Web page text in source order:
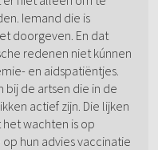
Iemand die is
doorgeven. En dat
redenen niet kúnnen
en aidspatiëntjes.
de artsen die in de
actief zijn. Die lijken
wachten is op
hun advies vaccinatie